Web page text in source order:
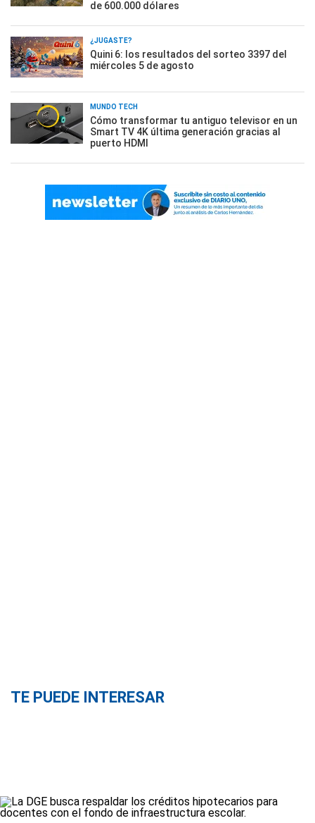
de 600.000 dólares
¿JUGASTE?
Quini 6: los resultados del sorteo 3397 del
miércoles 5 de agosto
MUNDO TECH
Cómo transformar tu antiguo televisor en un
Smart TV 4K última generación gracias al
puerto HDMI
TE PUEDE INTERESAR